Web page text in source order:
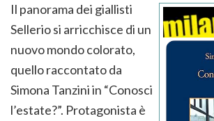
Il panorama dei giallisti
Sellerio si arricchisce di un
nuovo mondo colorato,
quello raccontato da
Simona Tanzini in “Conosci
l’estate?”. Protagonista è